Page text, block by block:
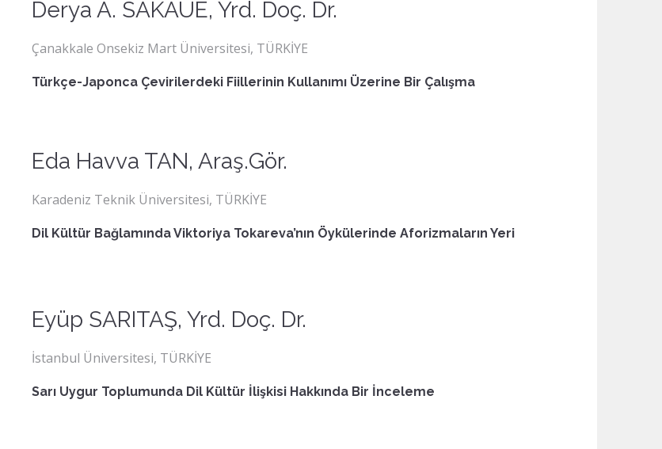
Derya A. SAKAUE, Yrd. Doç. Dr.
Çanakkale Onsekiz Mart Üniversitesi, TÜRKİYE
Türkçe-Japonca Çevirilerdeki Fiillerinin Kullanımı Üzerine Bir Çalışma
Eda Havva TAN, Araş.Gör.
Karadeniz Teknik Üniversitesi, TÜRKİYE
Dil Kültür Bağlamında Viktoriya Tokareva’nın Öykülerinde Aforizmaların Yeri
Eyüp SARITAŞ, Yrd. Doç. Dr.
İstanbul Üniversitesi, TÜRKİYE
Sarı Uygur Toplumunda Dil Kültür İlişkisi Hakkında Bir İnceleme